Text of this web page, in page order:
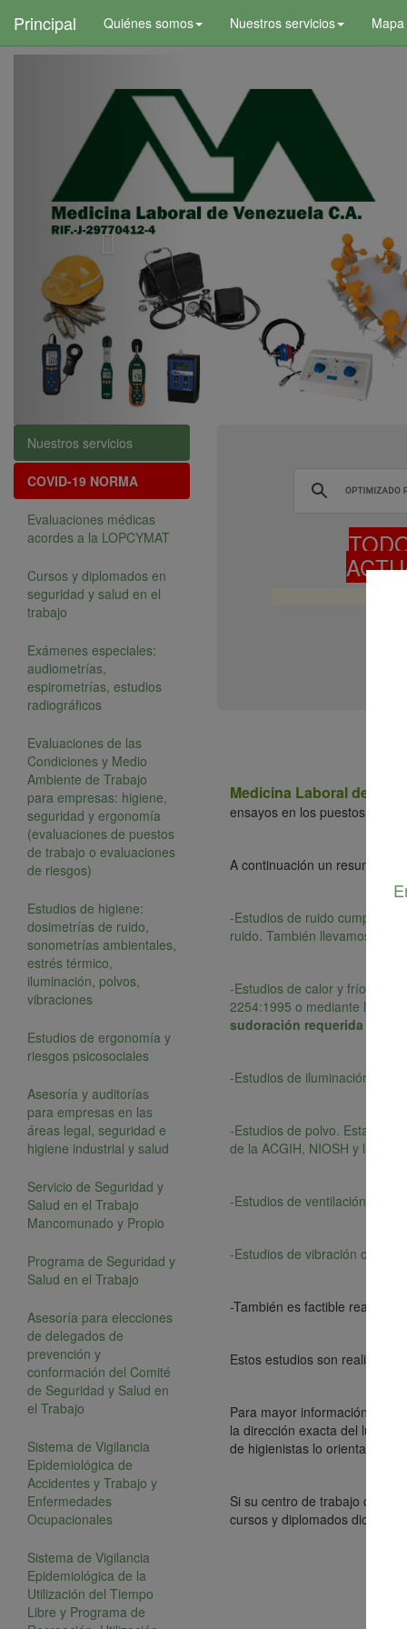
Principal Quiénes somos Nuestros servicios
Nuestros servicios
COVID-19 NORMA
Evaluaciones médicas
acordes a la LOPCYMAT
Cursos y diplomados en
seguridad y salud en el
trabajo
Exámenes especiales:
audiometrías,
espirometrías, estudios
radiográficos
Evaluaciones de las
Condiciones y Medio
Ambiente de Trabajo
para empresas: higiene,
seguridad y ergonomía
(evaluaciones de puestos
de trabajo o evaluaciones
de riesgos)
Estudios de higiene:
dosimetrías de ruido,
sonometrías ambientales,
estrés térmico,
iluminación, polvos,
vibraciones
Estudios de ergonomía y
riesgos psicosociales
Asesoría y auditorías
para empresas en las
áreas legal, seguridad e
higiene industrial y salud
Servicio de Seguridad y
Salud en el Trabajo
Mancomunado y Propio
Programa de Seguridad y
Salud en el Trabajo
Asesoría para elecciones
de delegados de
prevención y
conformación del Comité
de Seguridad y Salud en
el Trabajo
Sistema de Vigilancia
Epidemiológica de
Accidentes y Trabajo y
Enfermedades
Ocupacionales
Sistema de Vigilancia
Epidemiológica de la
Utilización del Tiempo
Libre y Programa de
Medicina Laboral de
ensayos en los puestos y
A continuación un resumen
-Estudios de ruido
ruido. También llevamos a
-Estudios de calor y frío en
2254:1995 o mediante la ISO
sudoración requerida
-Estudios de iluminación en
-Estudios de polvo. Esta
de la ACGIH, NIOSH y la
-Estudios de ventilación
-Estudios de vibración
-También es factible realizar
Estos estudios son
Para mayor información
la dirección exacta del lugar
de higienistas lo orientará vía
Si su centro de trabajo
cursos y diplomados dictados